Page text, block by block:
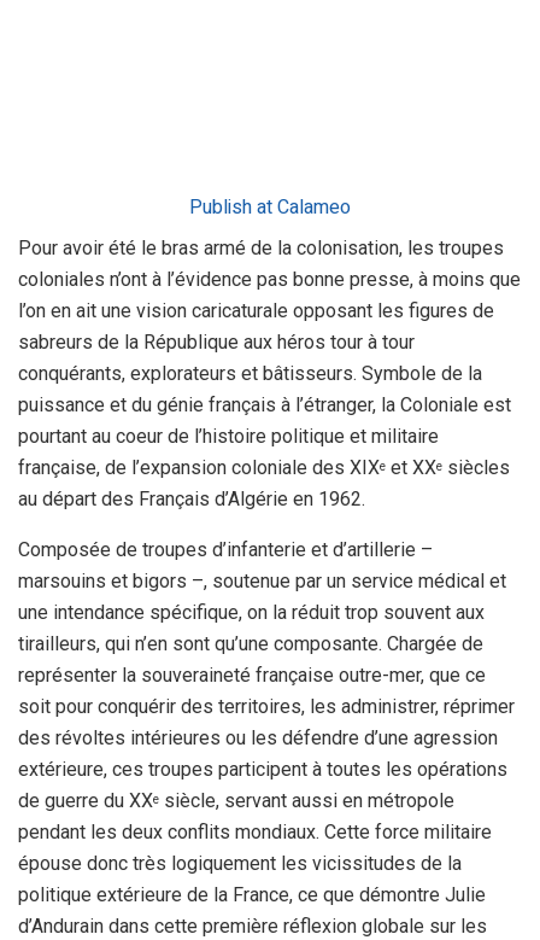
Publish at Calameo
Pour avoir été le bras armé de la colonisation, les troupes
coloniales n’ont à l’évidence pas bonne presse, à moins que
l’on en ait une vision caricaturale opposant les figures de
sabreurs de la République aux héros tour à tour
conquérants, explorateurs et bâtisseurs. Symbole de la
puissance et du génie français à l’étranger, la Coloniale est
pourtant au coeur de l’histoire politique et militaire
française, de l’expansion coloniale des XIXe et XXe siècles
au départ des Français d’Algérie en 1962.
Composée de troupes d’infanterie et d’artillerie –
marsouins et bigors –, soutenue par un service médical et
une intendance spécifique, on la réduit trop souvent aux
tirailleurs, qui n’en sont qu’une composante. Chargée de
représenter la souveraineté française outre-mer, que ce
soit pour conquérir des territoires, les administrer, réprimer
des révoltes intérieures ou les défendre d’une agression
extérieure, ces troupes participent à toutes les opérations
de guerre du XXe siècle, servant aussi en métropole
pendant les deux conflits mondiaux. Cette force militaire
épouse donc très logiquement les vicissitudes de la
politique extérieure de la France, ce que démontre Julie
d’Andurain dans cette première réflexion globale sur les